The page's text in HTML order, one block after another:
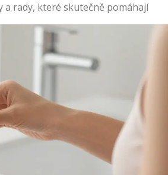
a rady, které skutečně pomáhají